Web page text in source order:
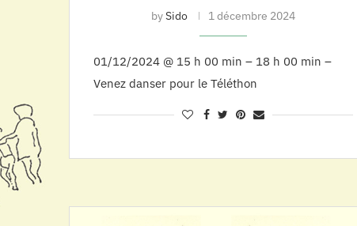
bySido 1 décembre 2024
01/12/2024 @ 15 h 00 min – 18 h 00 min –
Venez danser pour le Téléthon